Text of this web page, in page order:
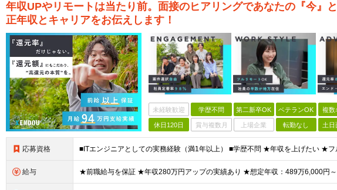
年収UPやリモートは当たり前。面接のヒアリングであなたの『今』
正年収とキャリアをお伝えします！
未経験歓迎 学歴不問 第二新卒OK ベテランOK 複数
休日120日 賞与複数月 上場企業 転勤なし 土日
応募資格
給与